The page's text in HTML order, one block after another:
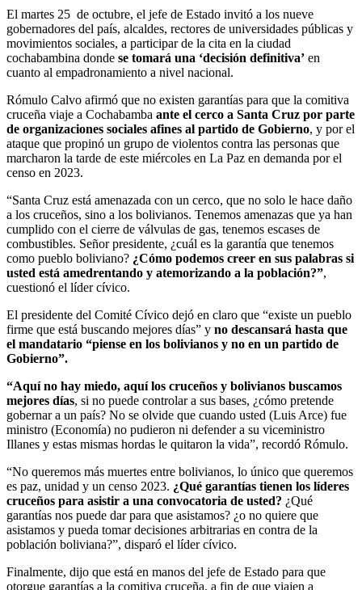
El martes 25 de octubre, el jefe de Estado invitó a los nueve
gobernadores del país, alcaldes, rectores de universidades públicas y
movimientos sociales, a participar de la cita en la ciudad
cochabambina donde se tomará una ‘decisión definitiva’ en
cuanto al empadronamiento a nivel nacional.
Rómulo Calvo afirmó que no existen garantías para que la comitiva
cruceña viaje a Cochabamba ante el cerco a Santa Cruz por parte
de organizaciones sociales afines al partido de Gobierno, y por el
ataque que propinó un grupo de violentos contra las personas que
marcharon la tarde de este miércoles en La Paz en demanda por el
censo en 2023.
“Santa Cruz está amenazada con un cerco, que no solo le hace daño
a los cruceños, sino a los bolivianos. Tenemos amenazas que ya han
cumplido con el cierre de válvulas de gas, tenemos escases de
combustibles. Señor presidente, ¿cuál es la garantía que tenemos
como pueblo boliviano? ¿Cómo podemos creer en sus palabras si
usted está amedrentando y atemorizando a la población?”,
cuestionó el líder cívico.
El presidente del Comité Cívico dejó en claro que “existe un pueblo
firme que está buscando mejores días” y no descansará hasta que
el mandatario “piense en los bolivianos y no en un partido de
Gobierno”.
“Aquí no hay miedo, aquí los cruceños y bolivianos buscamos
mejores días, si no puede controlar a sus bases, ¿cómo pretende
gobernar a un país? No se olvide que cuando usted (Luis Arce) fue
ministro (Economía) no pudieron ni defender a su viceministro
Illanes y estas mismas hordas le quitaron la vida”, recordó Rómulo.
“No queremos más muertes entre bolivianos, lo único que queremos
es paz, unidad y un censo 2023. ¿Qué garantías tienen los líderes
cruceños para asistir a una convocatoria de usted? ¿Qué
garantías nos puede dar para que asistamos? ¿o no quiere que
asistamos y pueda tomar decisiones arbitrarias en contra de la
población boliviana?”, disparó el líder cívico.
Finalmente, dijo que está en manos del jefe de Estado para que
otorgue garantías a la comitiva cruceña, a fin de que viajen a